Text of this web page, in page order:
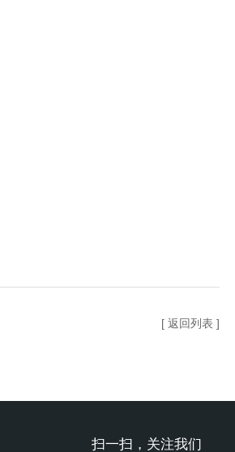
[ 返回列表 ]
扫一扫，关注我们